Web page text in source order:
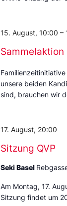
15. August, 10:00 –
unsere beiden
sind, brauchen wir
Sitzung QVP
17. August, 20:00
Seki Basel
Am Montag, 17.
Sitzung findet um